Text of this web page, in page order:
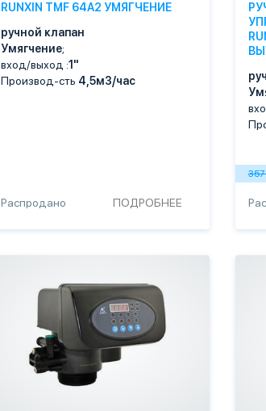
RUNXIN TMF 64A2 УМЯГЧЕНИЕ
ручной клапан
Умягчение;
вход/выход :1"
Производ-сть 4,5м3/час
Распродано ПОДРОБНЕЕ
357